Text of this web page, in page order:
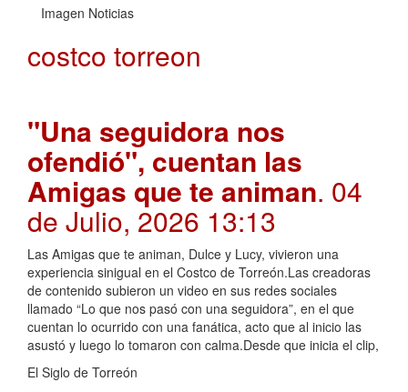
Imagen Noticias
costco torreon
"Una seguidora nos
ofendió", cuentan las
Amigas que te animan. 04
de Julio, 2026 13:13
Las Amigas que te animan, Dulce y Lucy, vivieron una
experiencia sinigual en el Costco de Torreón.Las creadoras
de contenido subieron un video en sus redes sociales
llamado “Lo que nos pasó con una seguidora”, en el que
cuentan lo ocurrido con una fanática, acto que al inicio las
asustó y luego lo tomaron con calma.Desde que inicia el clip,
El Siglo de Torreón